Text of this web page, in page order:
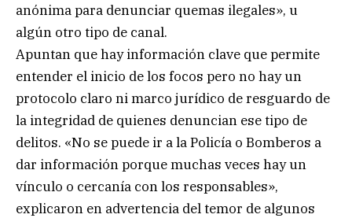
anónima para denunciar quemas ilegales», u
algún otro tipo de canal.
Apuntan que hay información clave que permite
entender el inicio de los focos pero no hay un
protocolo claro ni marco jurídico de resguardo de
la integridad de quienes denuncian ese tipo de
delitos. «No se puede ir a la Policía o Bomberos a
dar información porque muchas veces hay un
vínculo o cercanía con los responsables»,
explicaron en advertencia del temor de algunos